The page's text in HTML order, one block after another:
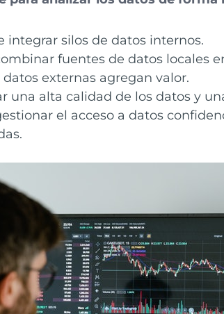
integrar silos de datos internos.
fuentes de datos locales
externas agregan valor.
una alta calidad de los datos y
el acceso a datos